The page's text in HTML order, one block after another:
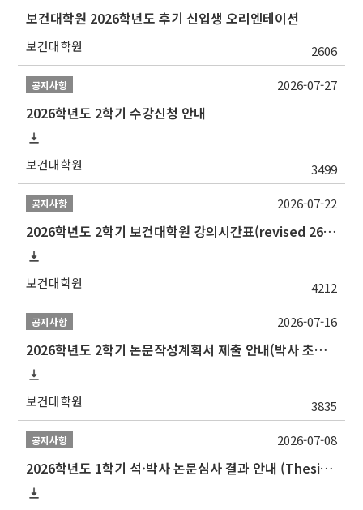
보건대학원 2026학년도 후기 신입생 오리엔테이션
보건대학원 2606
공지사항
2026학년도 2학기 수강신청 안내
보건대학원 3499
2026-07-27
공지사항
2026학년도 2학기 보건대학원 강의시간표(revised 260803)(2026 2nd SEMESTER SNU GSPH TIMETABLE)
보건대학원 4212
2026-07-22
공지사항
2026학년도 2학기 논문작성계획서 제출 안내(박사 초심 일정 포함)_Thesis Proposal
보건대학원 3835
2026-07-16
공지사항
2026학년도 1학기 석·박사 논문심사 결과 안내 (Thesis Defense Result)
2026-07-08